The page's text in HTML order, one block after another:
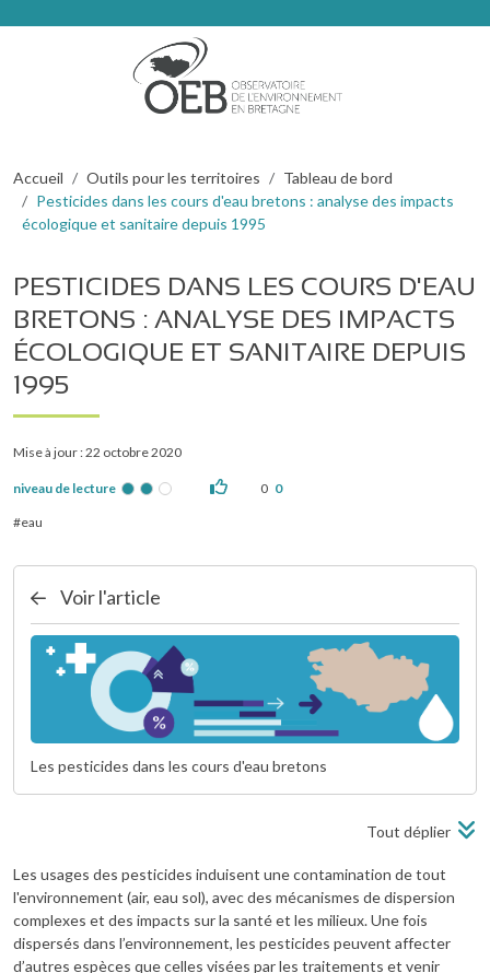
Fil d'Ariane
Accueil Outils pour les territoires
Tableau de bord
Pesticides dans les cours d'eau bretons : analyse des impacts
écologique et sanitaire depuis 1995
PESTICIDES DANS LES COURS D'EAU
BRETONS : ANALYSE DES IMPACTS
ÉCOLOGIQUE ET SANITAIRE DEPUIS
1995
Mise à jour : 22 octobre 2020
niveau de lecture 0 0
eau
Voir l'article
Les pesticides dans les cours d'eau bretons
Tout déplier
Les usages des pesticides induisent une contamination de tout
l'environnement (air, eau sol), avec des mécanismes de dispersion
complexes et des impacts sur la santé et les milieux. Une fois
dispersés dans l’environnement, les pesticides peuvent affecter
d’autres espèces que celles visées par les traitements et venir